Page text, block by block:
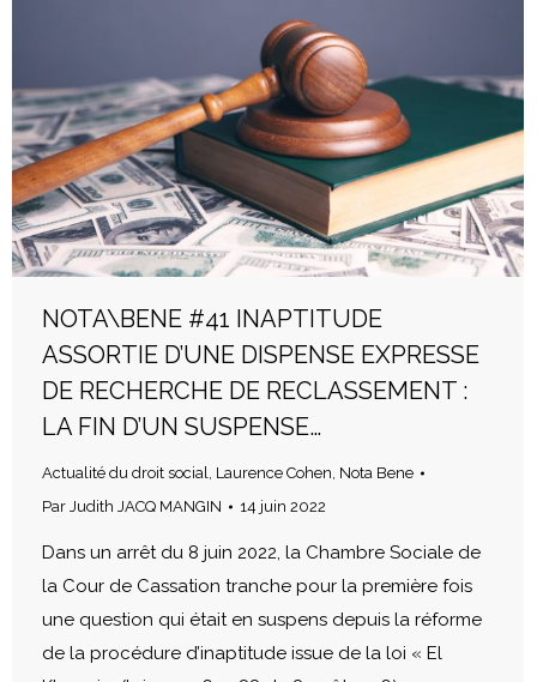
NOTA\BENE #41 INAPTITUDE
ASSORTIE D’UNE DISPENSE EXPRESSE
DE RECHERCHE DE RECLASSEMENT :
LA FIN D’UN SUSPENSE…
Actualité du droit social Laurence Cohen Nota Bene
Par Judith JACQ MANGIN 14 juin 2022
Dans un arrêt du 8 juin 2022, la Chambre Sociale de
la Cour de Cassation tranche pour la première fois
une question qui était en suspens depuis la réforme
de la procédure d’inaptitude issue de la loi « El